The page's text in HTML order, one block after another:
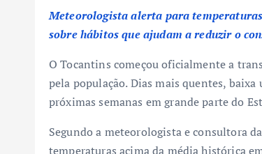
Meteorologista alerta para
sobre hábitos que ajudam a reduzir o
O Tocantins começou oficialmente a
pela população. Dias mais quentes, baixa
próximas semanas em grande parte do
Segundo a meteorologista e consultora
temperaturas acima da média histórica